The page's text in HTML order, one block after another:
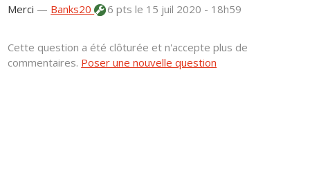
Merci — Banks20 6 ptsle 15 juil 2020 - 18h59
Cette question a été clôturée et n'accepte plus de
commentaires. Poser une nouvelle question